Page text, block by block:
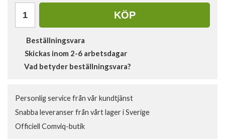
KÖP
Beställningsvara
Skickas inom 2-6 arbetsdagar
Vad betyder beställningsvara?
Personlig service från vår kundtjänst
Snabba leveranser från vårt lager i Sverige
Officiell Comviq-butik